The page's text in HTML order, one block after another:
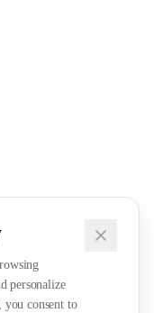
personalize
consent to